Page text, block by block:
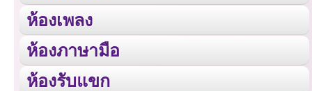
ห้องเพลง
ห้องภาษามือ
ห้องรับแขก